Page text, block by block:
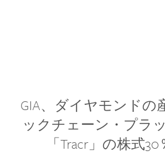
GIA、ダイヤモンドの
ックチェーン・プラ
「Tracr」の株式